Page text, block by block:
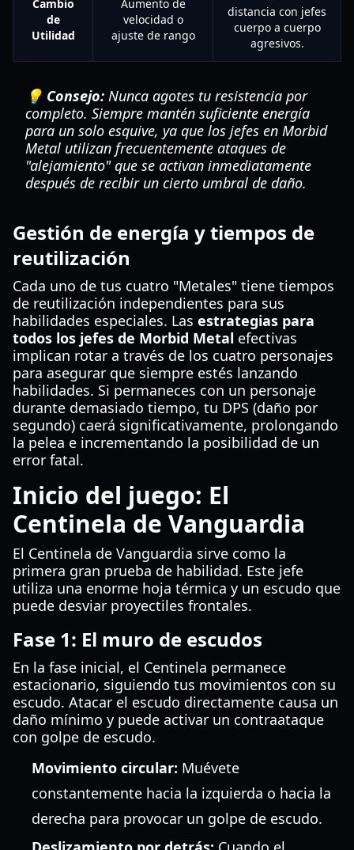
Cambio
de
Utilidad
Aumento de
velocidad o
ajuste de rango
distancia con jefes
cuerpo a cuerpo
agresivos.
💡 Consejo: Nunca agotes tu resistencia por
completo. Siempre mantén suficiente energía
para un solo esquive, ya que los jefes en Morbid
Metal utilizan frecuentemente ataques de
"alejamiento" que se activan inmediatamente
después de recibir un cierto umbral de daño.
Gestión de energía y tiempos de
reutilización
Cada uno de tus cuatro "Metales" tiene tiempos
de reutilización independientes para sus
habilidades especiales. Las estrategias para
todos los jefes de Morbid Metal efectivas
implican rotar a través de los cuatro personajes
para asegurar que siempre estés lanzando
habilidades. Si permaneces con un personaje
durante demasiado tiempo, tu DPS (daño por
segundo) caerá significativamente, prolongando
la pelea e incrementando la posibilidad de un
error fatal.
Inicio del juego: El
Centinela de Vanguardia
El Centinela de Vanguardia sirve como la
primera gran prueba de habilidad. Este jefe
utiliza una enorme hoja térmica y un escudo que
puede desviar proyectiles frontales.
Fase 1: El muro de escudos
En la fase inicial, el Centinela permanece
estacionario, siguiendo tus movimientos con su
escudo. Atacar el escudo directamente causa un
daño mínimo y puede activar un contraataque
con golpe de escudo.
Movimiento circular: Muévete
constantemente hacia la izquierda o hacia la
derecha para provocar un golpe de escudo.